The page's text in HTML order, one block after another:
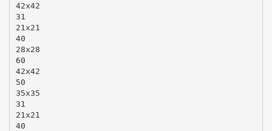
42x42
31
21x21
40
28x28
60
42x42
50
35x35
31
21x21
40